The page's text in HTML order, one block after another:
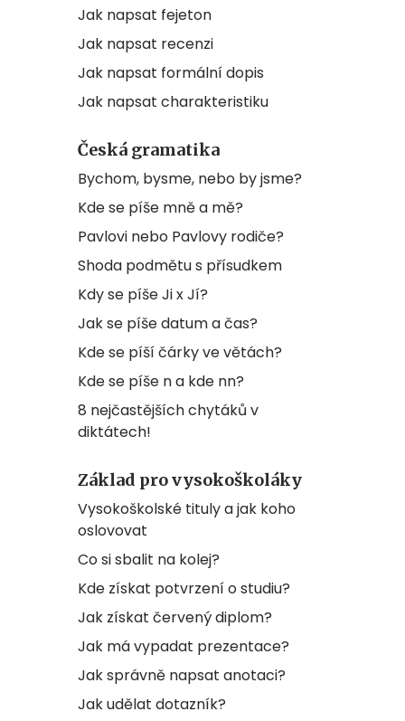
Jak napsat fejeton
Jak napsat recenzi
Jak napsat formální dopis
Jak napsat charakteristiku
Česká gramatika
Bychom, bysme, nebo by jsme?
Kde se píše mně a mě?
Pavlovi nebo Pavlovy rodiče?
Shoda podmětu s přísudkem
Kdy se píše Ji x Jí?
Jak se píše datum a čas?
Kde se píší čárky ve větách?
Kde se píše n a kde nn?
8 nejčastějších chytáků v
diktátech!
Základ pro vysokoškoláky
Vysokoškolské tituly a jak koho
oslovovat
Co si sbalit na kolej?
Kde získat potvrzení o studiu?
Jak získat červený diplom?
Jak má vypadat prezentace?
Jak správně napsat anotaci?
Jak udělat dotazník?